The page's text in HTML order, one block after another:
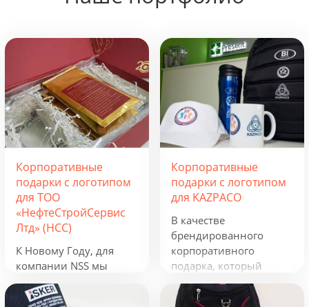
Корпоративные
подарки с логотипом
для ТОО
«НефтеСтройСервис
Лтд» (НСС)
К Новому Году, для
компании NSS мы
разработали
креативную подборку
Корпоративные
подарки с логотипом
для KAZPACO
В качестве
брендированного
корпоративного
подарка, который
можно использовать в
течение всего года, мы